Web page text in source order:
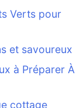
Verts pour
et savoureux
à Préparer À
cottage